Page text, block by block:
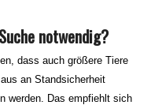
notwendig?
dass auch größere Tiere
an Standsicherheit
werden. Das empfiehlt sich